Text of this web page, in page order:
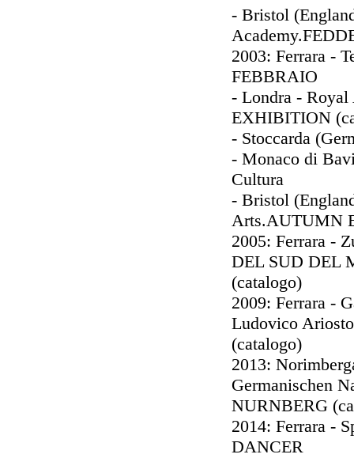
- Bristol
2003: Ferrara -
FEBBRAIO
- Londra -
EXHIBITION
- Stoccarda
- Monaco di
Cultura
- Bristol
Arts.AUTUMN
2005: Ferrara -
DEL SUD DEL
(catalogo)
2009: Ferrara -
Ludovico
(catalogo)
2013:
Germanischen
NURNBERG
2014: Ferrara -
DANCER